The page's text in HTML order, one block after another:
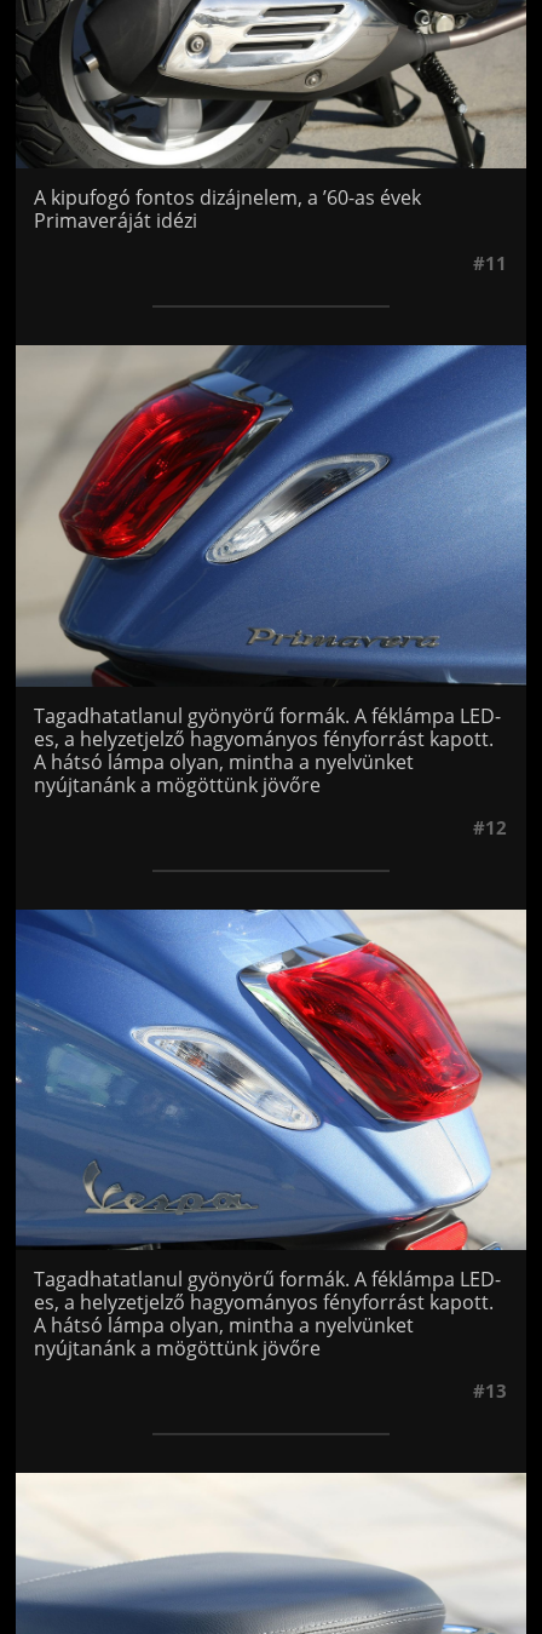
A kipufogó fontos dizájnelem, a ’60-as évek
Primaveráját idézi
#11
Jön még kép!
Tagadhatatlanul gyönyörű formák. A féklámpa LED-
es, a helyzetjelző hagyományos fényforrást kapott.
A hátsó lámpa olyan, mintha a nyelvünket
nyújtanánk a mögöttünk jövőre
#12
Jön még kép!
Tagadhatatlanul gyönyörű formák. A féklámpa LED-
es, a helyzetjelző hagyományos fényforrást kapott.
A hátsó lámpa olyan, mintha a nyelvünket
nyújtanánk a mögöttünk jövőre
#13